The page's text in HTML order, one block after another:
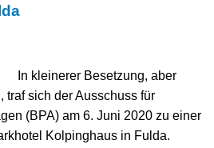
In kleinerer Besetzung, aber
traf sich der Ausschuss für
(BPA) am 6. Juni 2020 zu einer
Kolpinghaus in Fulda.